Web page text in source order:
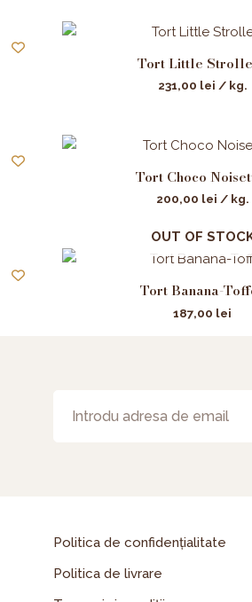
Tort Little
231,00 lei / kg.
Tort Choco
200,00 lei / kg.
OUT OF
Tort Banana-
187,00 lei
Politica de confidențialitate
Politica de livrare